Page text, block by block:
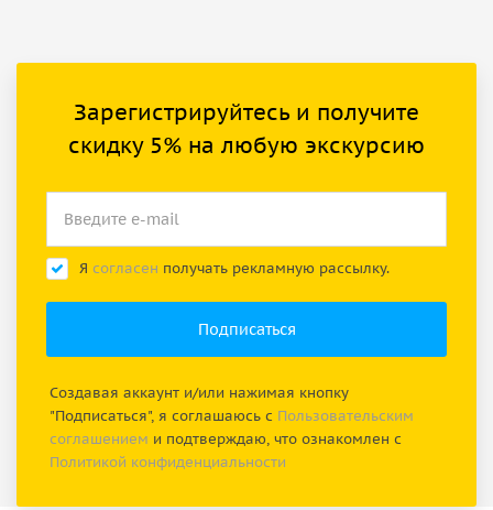
Зарегистрируйтесь и получите
скидку 5% на любую экскурсию
Я согласен получать рекламную рассылку.
Создавая аккаунт и/или нажимая кнопку
"Подписаться", я соглашаюсь с Пользовательским
соглашением и подтверждаю, что ознакомлен с
Политикой конфиденциальности